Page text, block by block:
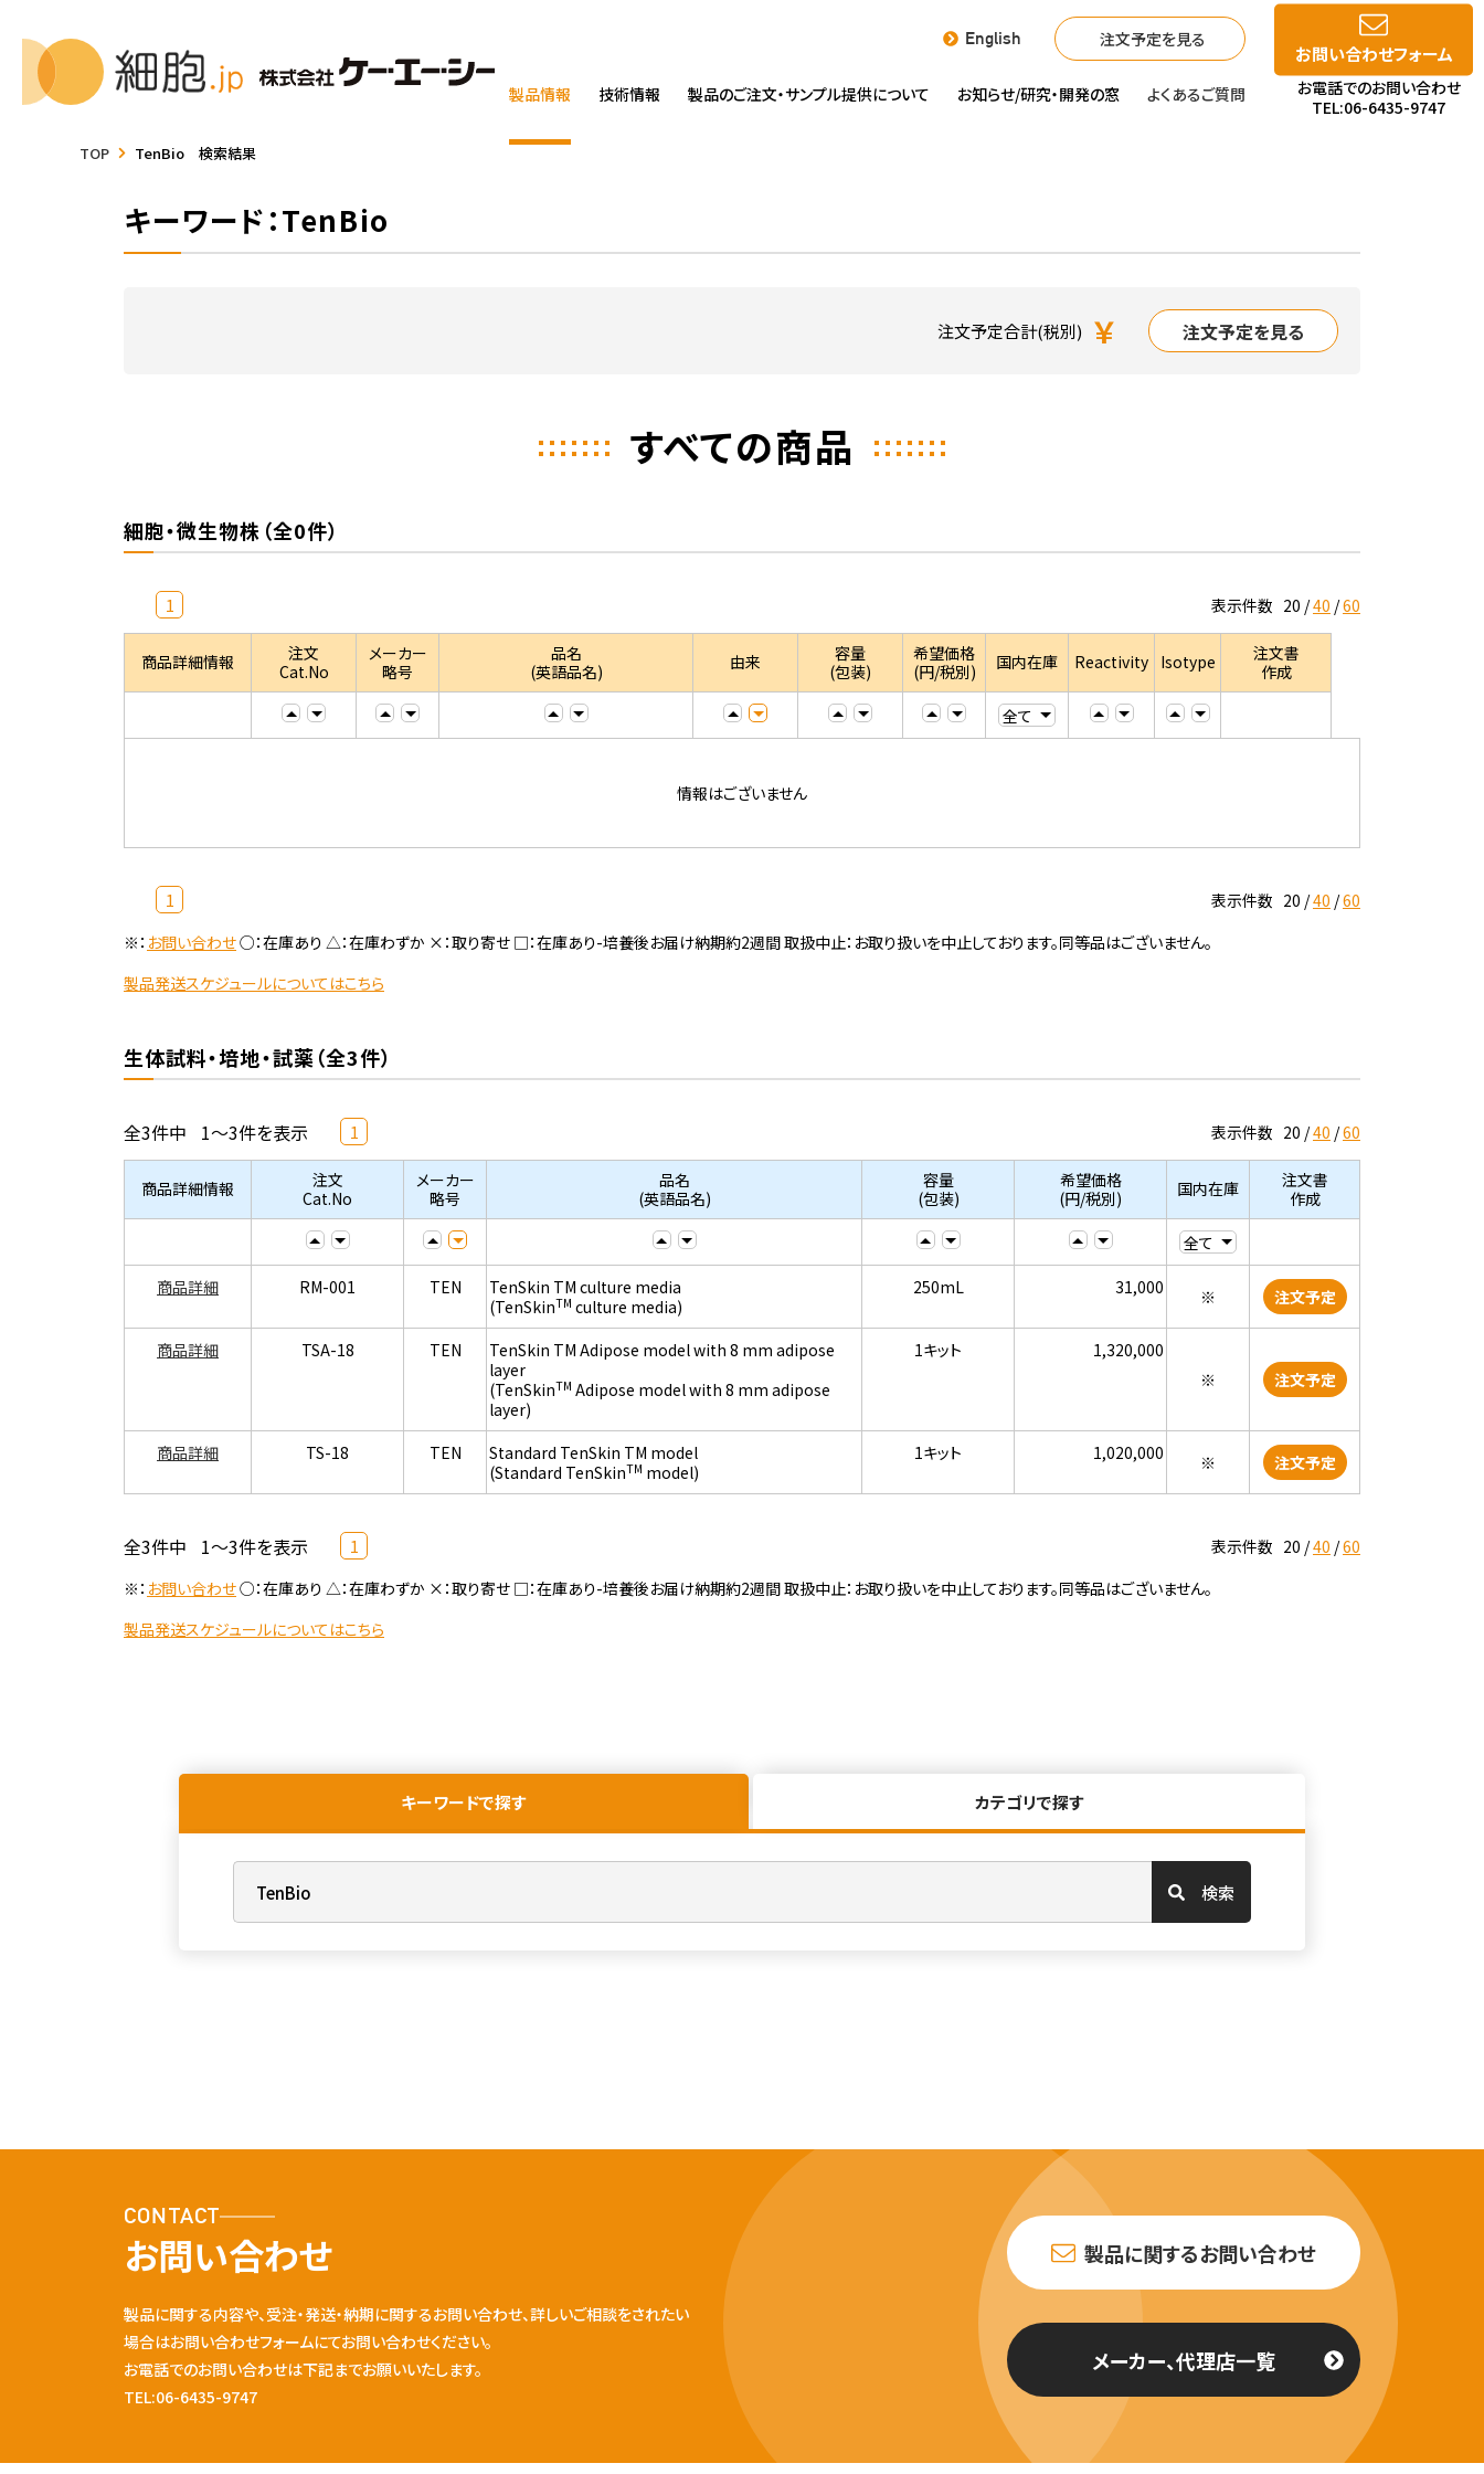
English 注文予定を見る
製品情報 技術情報 製品のご注文・サンプル提供について お知らせ/研究・開発の窓 よくあるご質問
お問い合わせフォーム
お電話でのお問い合わせ
TEL:06-6435-9747
TOP TenBio 検索結果
キーワード：TenBio
注文予定合計(税別) ￥ 注文予定を見る
すべての商品
細胞・微生物株（全0件）
1 表示件数 20 40 60
商品詳細情報
注文
Cat.No
メーカー
略号
品名
(英語品名)
由来
容量
(包装)
希望価格
(円/税別)
国内在庫 Reactivity Isotype
注文書
作成
情報はございません
1 表示件数 20 40 60
※： お問い合わせ○：在庫あり △：在庫わずか ×：取り寄せ □：在庫あり-培養後お届け納期約2週間 取扱中止：お取り扱いを中止しております。同等品はございません。
製品発送スケジュールについてはこちら
生体試料・培地・試薬（全3件）
全3件中 1～3件を表示 1 表示件数 20 40 60
商品詳細情報
注文
Cat.No
メーカー
略号
品名
(英語品名)
容量
(包装)
希望価格
(円/税別)
国内在庫
注文書
作成
商品詳細 RM-001 TEN
TenSkin TM culture media
(TenSkinTM culture media)
250mL 31,000 ※ 注文予定
商品詳細 TSA-18 TEN
TenSkin TM Adipose model with 8 mm adipose
layer
(TenSkinTM Adipose model with 8 mm adipose
layer)
1キット
1,320,000
※
注文予定
商品詳細 TS-18 TEN
Standard TenSkin TM model
(Standard TenSkinTM model)
1キット 1,020,000 ※ 注文予定
全3件中 1～3件を表示 1 表示件数 20 40 60
※： お問い合わせ○：在庫あり △：在庫わずか ×：取り寄せ □：在庫あり-培養後お届け納期約2週間 取扱中止：お取り扱いを中止しております。同等品はございません。
製品発送スケジュールについてはこちら
キーワードで探す カテゴリで探す
検索
CONTACT
お問い合わせ
製品に関する内容や、受注・発送・納期に関するお問い合わせ、詳しいご相談をされたい
場合はお問い合わせフォームにてお問い合わせください。
お電話でのお問い合わせは下記までお願いいたします。
TEL:06-6435-9747
製品に関するお問い合わせ
メーカー、代理店一覧